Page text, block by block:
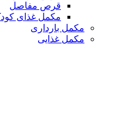
قرص مفاصل
مکمل غذای
مکمل بارداری
مکمل غذایی